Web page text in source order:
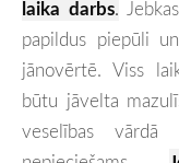
laika darbs.
papildus piepūli
jānovērtē. Viss
būtu jāvelta
veselības